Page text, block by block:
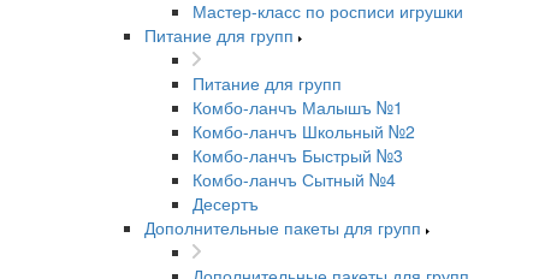
Мастер-класс по росписи игрушки
Питание для групп
Питание для групп
Комбо-ланчъ Малышъ №1
Комбо-ланчъ Школьный №2
Комбо-ланчъ Быстрый №3
Комбо-ланчъ Сытный №4
Десертъ
Дополнительные пакеты для групп